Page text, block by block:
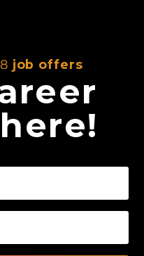
job offers